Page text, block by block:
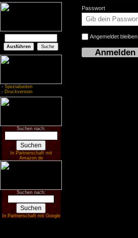
- Spezialseiten
- Druckversion
Suchen nach:
In Partnerschaft mit
Amazon.de
Suchen nach:
In Partnerschaft mit Google
Passwort
Angemeldet bleiben